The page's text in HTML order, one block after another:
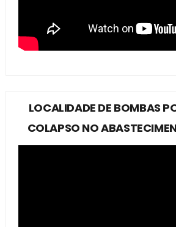
LOCALIDADE DE BOMBAS
COLAPSO NO